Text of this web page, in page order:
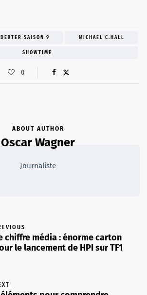
DEXTER SAISON 9 MICHAEL C.HALL
SHOWTIME
0
ABOUT AUTHOR
Oscar Wagner
Journaliste
chiffre média : énorme carton
le lancement de HPI sur TF1